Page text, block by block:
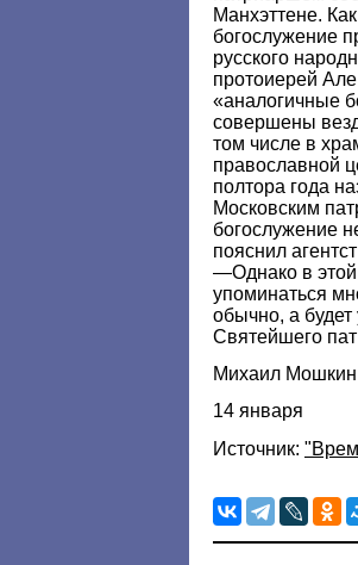
Манхэттене.
богослужение
русского
протоиерей
«аналогичные
совершены
том числе в
православной
полтора года
Московским
богослужение
пояснил
—Однако в этой
упоминаться
обычно, а
Святейшего
Михаил Мошкин
14 января
Источник: